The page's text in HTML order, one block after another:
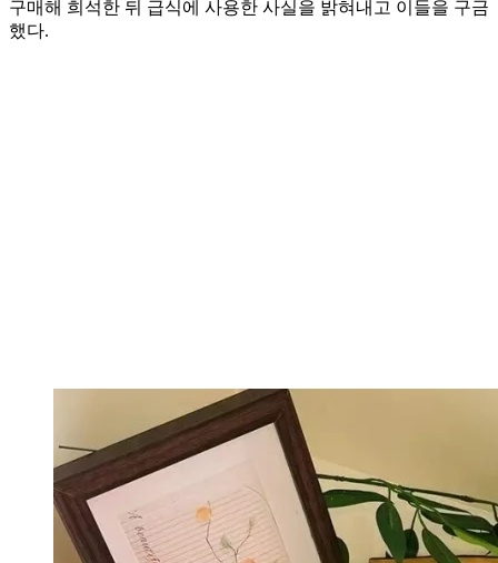
구매해 희석한 뒤 급식에 사용한 사실을 밝혀내고 이들을 구금
했다.